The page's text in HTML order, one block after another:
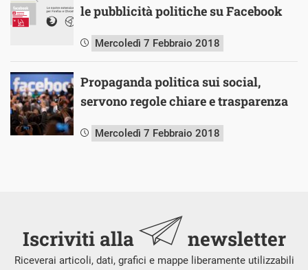
le pubblicità politiche su Facebook
Mercoledì 7 Febbraio 2018
Propaganda politica sui social,
servono regole chiare e trasparenza
Mercoledì 7 Febbraio 2018
Iscriviti alla newsletter
Riceverai articoli, dati, grafici e mappe liberamente utilizzabili